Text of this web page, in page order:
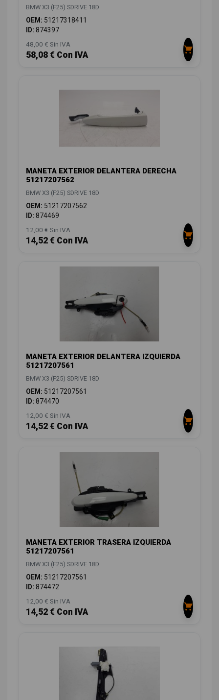
BMW X3 (F25) SDRIVE 18D
OEM: 51217318411
ID: 874397
48,00 € Sin IVA
58,08 € Con IVA
MANETA EXTERIOR DELANTERA DERECHA
51217207562
BMW X3 (F25) SDRIVE 18D
OEM: 51217207562
ID: 874469
12,00 € Sin IVA
14,52 € Con IVA
MANETA EXTERIOR DELANTERA IZQUIERDA
51217207561
BMW X3 (F25) SDRIVE 18D
OEM: 51217207561
ID: 874470
12,00 € Sin IVA
14,52 € Con IVA
MANETA EXTERIOR TRASERA IZQUIERDA
51217207561
BMW X3 (F25) SDRIVE 18D
OEM: 51217207561
ID: 874472
12,00 € Sin IVA
14,52 € Con IVA